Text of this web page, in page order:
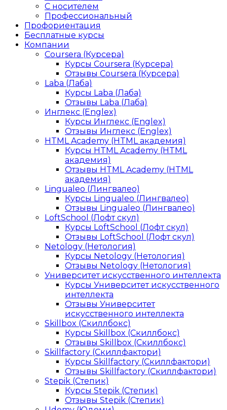
С носителем
Профессиональный
Профориентация
Бесплатные курсы
Компании
Coursera (Курсера)
Курсы Coursera (Курсера)
Отзывы Coursera (Курсера)
Laba (Лаба)
Курсы Laba (Лаба)
Отзывы Laba (Лаба)
Инглекс (Englex)
Курсы Инглекс (Englex)
Отзывы Инглекс (Englex)
HTML Academy (HTML академия)
Курсы HTML Academy (HTML
академия)
Отзывы HTML Academy (HTML
академия)
Lingualeo (Лингвалео)
Курсы Lingualeo (Лингвалео)
Отзывы Lingualeo (Лингвалео)
LoftSchool (Лофт скул)
Курсы LoftSchool (Лофт скул)
Отзывы LoftSchool (Лофт скул)
Netology (Нетология)
Курсы Netology (Нетология)
Отзывы Netology (Нетология)
Университет искусственного интеллекта
Курсы Университет искусственного
интеллекта
Отзывы Университет
искусственного интеллекта
Skillbox (Скиллбокс)
Курсы Skillbox (Скиллбокс)
Отзывы Skillbox (Скиллбокс)
Skillfactory (Скиллфактори)
Курсы Skillfactory (Скиллфактори)
Отзывы Skillfactory (Скиллфактори)
Stepik (Степик)
Курсы Stepik (Степик)
Отзывы Stepik (Степик)